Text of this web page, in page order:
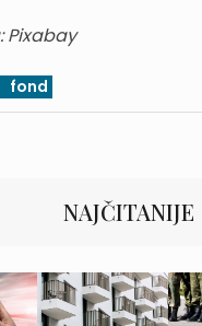
Pixabay
fond
NAJČITANIJE